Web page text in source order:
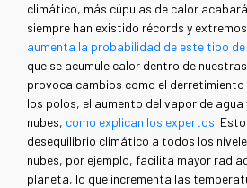
climático, más cúpulas de calor
siempre han existido récords y
aumenta la probabilidad de este tipo de
que se acumule calor dentro de
provoca cambios como el derretimiento
los polos, el aumento del vapor de agua
nubes, como explican los expertos.
desequilibrio climático a todos los
nubes, por ejemplo, facilita mayor
planeta, lo que incrementa las